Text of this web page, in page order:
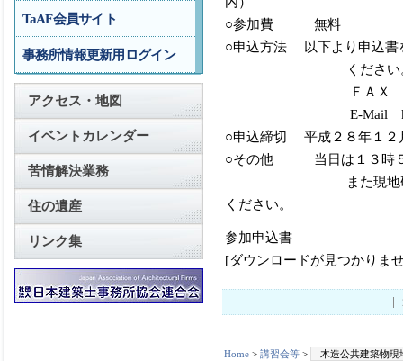
○参加費 無料
○申込方法 以下より申込書
ください
ＦＡＸ ０７６
E-Mail
○申込締切 平成２８年１２
○その他 当日は１３時５
また現地研修会場へ
ください。
参加申込書
[ダウンロードが見つかりま
Home > 講習会等 > 木造公共建築物現
TaAF会員サイト
事務所情報更新用ログイン
アクセス・地図
イベントカレンダー
苦情解決業務
住の遺産
リンク集